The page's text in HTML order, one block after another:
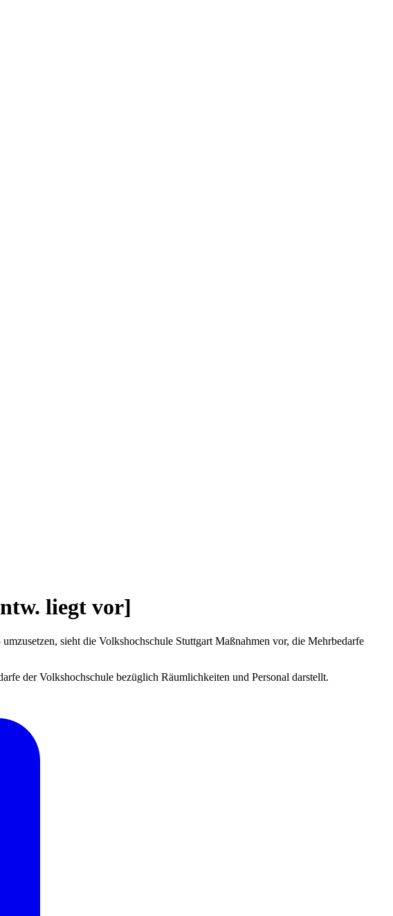
liegt vor]
sieht die Volkshochschule Stuttgart Maßnahmen vor, die Mehrbedarfe
der Volkshochschule bezüglich Räumlichkeiten und Personal darstellt.